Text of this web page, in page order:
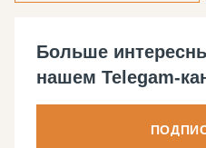
Больше
нашем Telegam-